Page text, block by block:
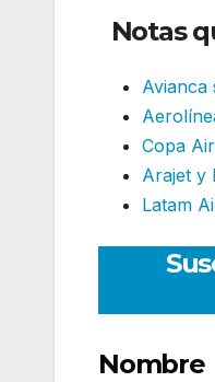
Notas
Avianca
Copa
Arajet y
Latam
Nombre